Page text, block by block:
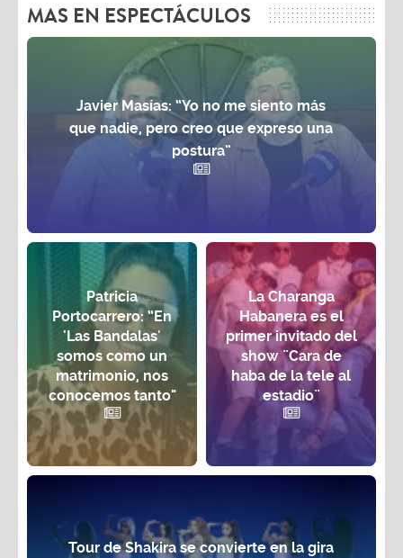
MAS EN ESPECTÁCULOS
Javier Masías: “Yo no me siento más
que nadie, pero creo que expreso una
postura”
Patricia
Portocarrero: “En
'Las Bandalas'
somos como un
matrimonio, nos
conocemos tanto"
La Charanga
Habanera es el
primer invitado del
show ¨Cara de
haba de la tele al
estadio¨
Tour de Shakira se convierte en la gira